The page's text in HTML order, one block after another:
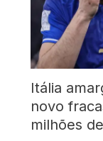
Itália
novo
milhões